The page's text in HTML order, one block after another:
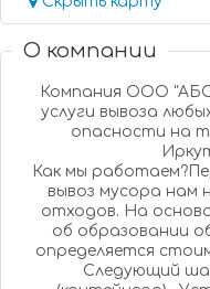
О компании
Компания ООО
услуги вывоза
опасности на
Как мы
вывоз мусора нам
отходов. На
об образовании
определяется
Следующий